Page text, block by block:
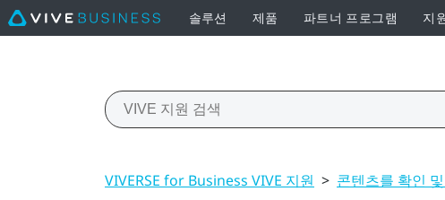
솔루션 제품 파트너 프로그램 지
VIVERSE for Business VIVE 지원 > 콘텐츠를 확인